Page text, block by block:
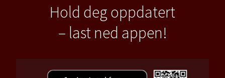
Hold deg oppdatert
– last ned appen!